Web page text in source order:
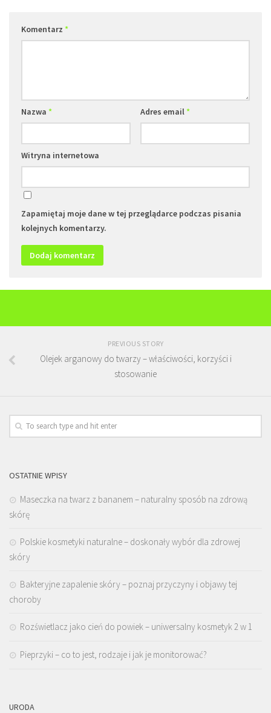
Komentarz *
Nazwa * Adres email*
Witryna internetowa
Zapamiętaj moje dane w tej przeglądarce podczas pisania
kolejnych komentarzy.
PREVIOUS STORY
Olejek arganowy do twarzy – właściwości, korzyści i
stosowanie
OSTATNIE WPISY
Maseczka na twarz z bananem – naturalny sposób na zdrową
skórę
Polskie kosmetyki naturalne – doskonały wybór dla zdrowej
skóry
Bakteryjne zapalenie skóry – poznaj przyczyny i objawy tej
choroby
Rozświetlacz jako cień do powiek – uniwersalny kosmetyk 2 w 1
Pieprzyki – co to jest, rodzaje i jak je monitorować?
URODA